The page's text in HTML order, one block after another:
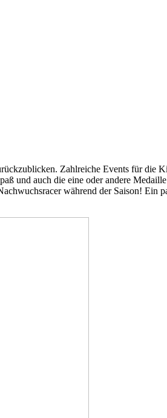
Zahlreiche Events für die
und auch die eine oder andere
während der Saison! Ein